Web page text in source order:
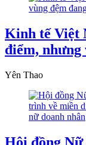
Kinh tế Việt
điểm, nhưng
Yên Thao